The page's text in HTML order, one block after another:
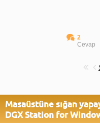
2
Cevap
Masaüstüne sığan
DGX Station for